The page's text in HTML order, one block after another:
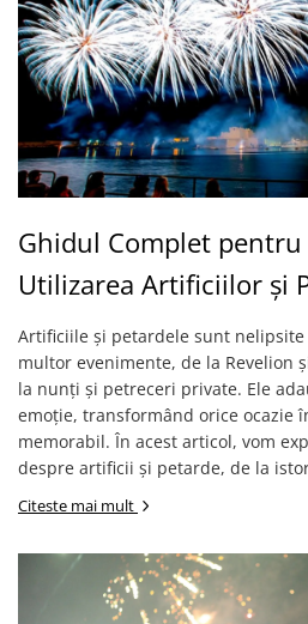
Ghidul Complet pentru
Utilizarea Artificiilor și
Artificiile și petardele sunt
multor evenimente, de la Revelion
la nunți și petreceri private. Ele
emoție, transformând orice ocazie
memorabil. În acest articol, vom
despre artificii și petarde, de la
Citeste mai mult